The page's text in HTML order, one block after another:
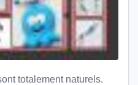
totalement naturels.